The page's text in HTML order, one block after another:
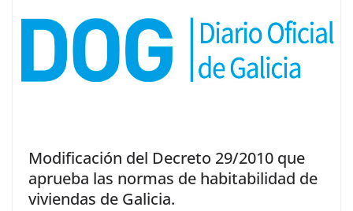
Modificación del Decreto 29/2010 que
aprueba las normas de habitabilidad de
viviendas de Galicia.